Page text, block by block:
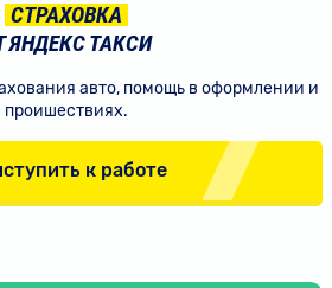
СТРАХОВКА
ЯНДЕКС ТАКСИ
авто, помощь в оформлении и
проишествиях.
к работе